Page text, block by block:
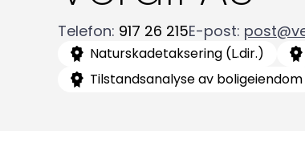
Telefon: 917 26 215E-post:
Naturskadetaksering (L.dir.)
Tilstandsanalyse av boligeiendom